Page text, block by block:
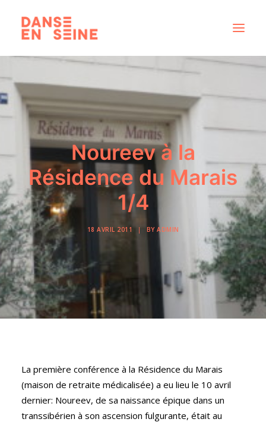
CRÉATIONS
DISPOSITIFS ARTISTIQUES
À PROPOS
NOUS REJOINDRE
ACTUS
RECHERCHE
Noureev à la
Résidence du Marais
1/4
18 AVRIL 2011 | BY ADMIN
La première conférence à la Résidence du Marais
(maison de retraite médicalisée) a eu lieu le 10 avril
dernier: Noureev, de sa naissance épique dans un
transsibérien à son ascension fulgurante, était au